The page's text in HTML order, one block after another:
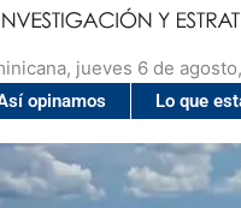
jueves 6 de
opinamos Lo que